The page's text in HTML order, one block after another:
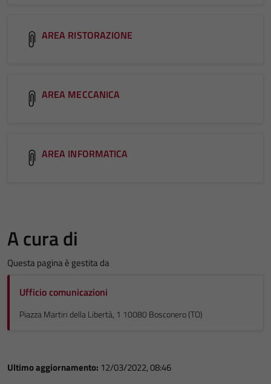
AREA RISTORAZIONE
AREA MECCANICA
AREA INFORMATICA
A cura di
Questa pagina è gestita da
Ufficio comunicazioni
Piazza Martiri della Libertà, 1 10080 Bosconero (TO)
Ultimo aggiornamento: 12/03/2022, 08:46